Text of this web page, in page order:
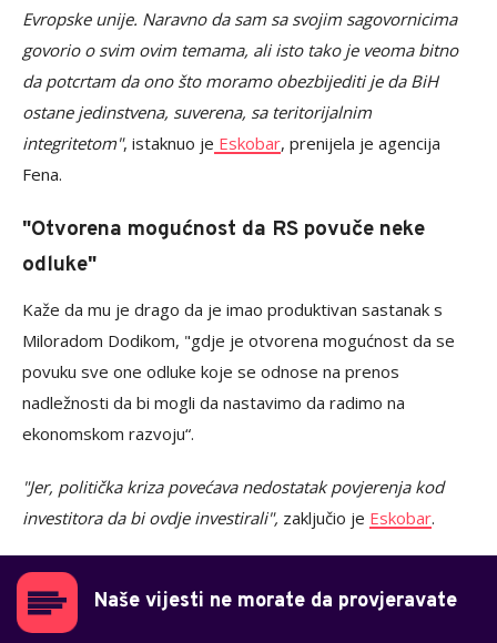
Evropske unije. Naravno da sam sa svojim sagovornicima
govorio o svim ovim temama, ali isto tako je veoma bitno
da potcrtam da ono što moramo obezbijediti je da BiH
ostane jedinstvena, suverena, sa teritorijalnim
integritetom", istaknuo je Eskobar, prenijela je agencija
Fena.
"Otvorena mogućnost da RS povuče neke
odluke"
Kaže da mu je drago da je imao produktivan sastanak s
Miloradom Dodikom, "gdje je otvorena mogućnost da se
povuku sve one odluke koje se odnose na prenos
nadležnosti da bi mogli da nastavimo da radimo na
ekonomskom razvoju“.
"Jer, politička kriza povećava nedostatak povjerenja kod
investitora da bi ovdje investirali", zaključio je Eskobar.
Naše vijesti ne morate da provjeravate